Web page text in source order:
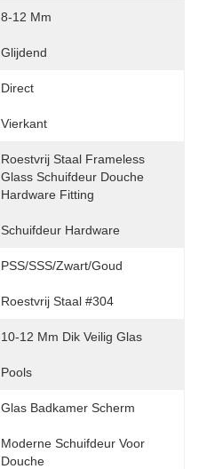
8-12 Mm
Glijdend
Direct
Vierkant
Roestvrij Staal Frameless
Glass Schuifdeur Douche
Hardware Fitting
Schuifdeur Hardware
PSS/SSS/Zwart/Goud
Roestvrij Staal #304
10-12 Mm Dik Veilig Glas
Pools
Glas Badkamer Scherm
Moderne Schuifdeur Voor
Douche